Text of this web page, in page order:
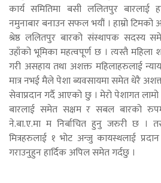
कार्य समितिमा बसी ललितपुर बारलाई
नमुनाबार बनाउन सफल भयौं । हाम्रो टिमको
श्रेष्ठ ललितपुर बारको संस्थापक सदस्य
उहाँको भूमिका महत्वपूर्ण छ । त्यस्तै
गरी असहाय तथा अशक्त महिलाहरुलाई
मात्र नभई मैले पेशा ब्यवसायमा समेत धेरै
सेवाप्रदान गर्दै आएको छु । मेरो पेशागत
बारलाई समेत सक्षम र सबल बारको
ने.बा.ए.मा म निर्बाचित हुनु जरुरी छ ।
मित्रहरुलाई १ भोट अन्जु कायस्थलाई
गराउनुहुन हार्दिक अपिल समेत गर्दछु ।